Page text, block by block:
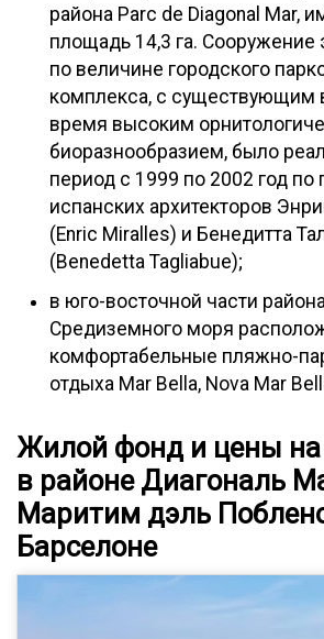
района Parc de Diagonal
площадь 14,3 га. Сооружение
по величине городского
комплекса, с существующим
время высоким
биоразнообразием, было
период с 1999 по 2002 год по
испанских архитекторов
(Enric Miralles) и Бенедитта
(Benedetta Tagliabue);
в юго-восточной части
Средиземного моря
комфортабельные пляжно-
отдыха Mar Bella, Nova Mar
Жилой фонд и цены
в районе Диагональ
Маритим дэль
Барселоне